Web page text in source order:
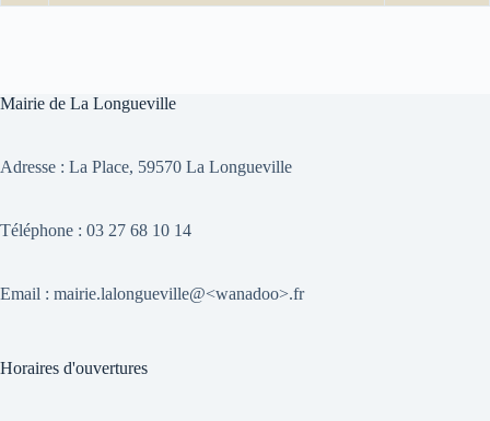
Mairie de La Longueville
Adresse : La Place, 59570 La Longueville
Téléphone : 03 27 68 10 14
Email : mairie.lalongueville@<wanadoo>.fr
Horaires d'ouvertures